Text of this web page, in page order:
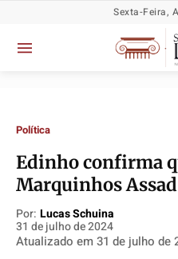
Política
Socioeconômicas
Política
Socioeconômicas
Política
Socioeconômicas
Política
Socioeconômicas
Sexta-Feira,
Política
Edinho confirma
Marquinhos
Por: Lucas Schuina
31 de julho de 2024
Atualizado em 31 de julho de